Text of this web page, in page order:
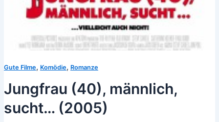
Gute Filme, Komödie, Romanze
Jungfrau (40), männlich,
sucht… (2005)